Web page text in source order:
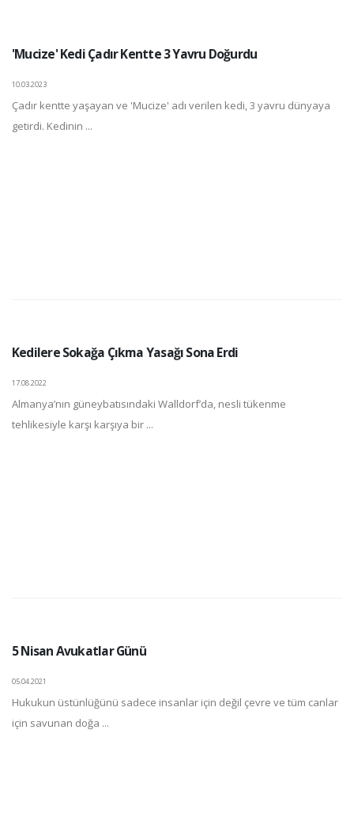
'Mucize' Kedi Çadır Kentte 3 Yavru Doğurdu
10.03.2023
Çadır kentte yaşayan ve 'Mucize' adı verilen kedi, 3 yavru dünyaya
getirdi. Kedinin ...
Kedilere Sokağa Çıkma Yasağı Sona Erdi
17.08.2022
Almanya’nın güneybatısındaki Walldorf’da, nesli tükenme
tehlikesiyle karşı karşıya bir ...
5 Nisan Avukatlar Günü
05.04.2021
Hukukun üstünlüğünü sadece insanlar için değil çevre ve tüm canlar
için savunan doğa ...